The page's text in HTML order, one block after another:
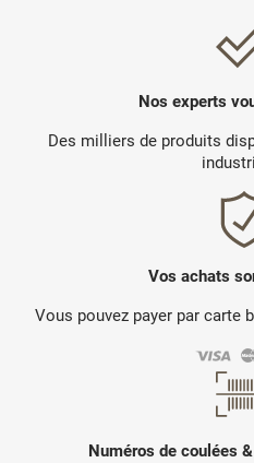
Nos experts
Des milliers de produits
Vos achats
Vous pouvez payer par carte
Numéros de coulées